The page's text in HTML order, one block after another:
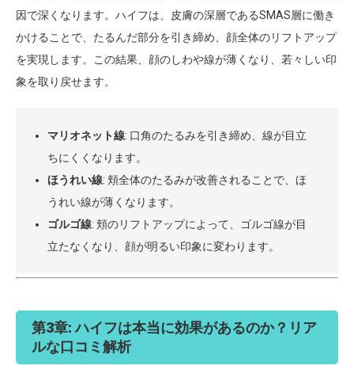
因で深くなります。ハイフは、皮膚の深層であるSMAS層に働き
かけることで、たるんだ部分を引き締め、顔全体のリフトアップ
を実現します。この結果、顔のしわや線が薄くなり、若々しい印
象を取り戻せます。
マリオネット線: 口角のたるみを引き締め、線が目立
ちにくくなります。
ほうれい線: 頬全体のたるみが改善されることで、ほ
うれい線が薄くなります。
ゴルゴ線: 頬のリフトアップによって、ゴルゴ線が目
立たなくなり、顔が明るい印象に変わります。
第3章: ハイフは本当に効果があるのか？リア
ルな口コミ解析